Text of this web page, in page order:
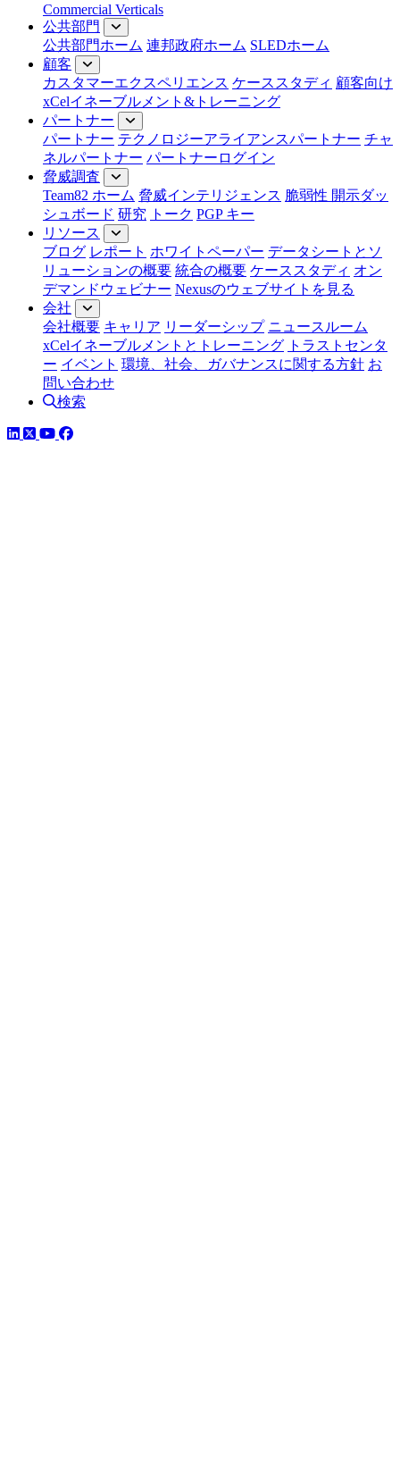
Commercial Verticals
公共部門
公共部門ホーム 連邦政府ホーム SLEDホーム
顧客
カスタマーエクスペリエンス ケーススタディ 顧客向け
xCelイネーブルメント&トレーニング
パートナー
パートナー テクノロジーアライアンスパートナー チャ
ネルパートナー パートナーログイン
脅威調査
Team82 ホーム 脅威インテリジェンス 脆弱性 開示ダッ
シュボード 研究 トーク PGP キー
リソース
ブログ レポート ホワイトペーパー データシートとソ
リューションの概要 統合の概要 ケーススタディ オン
デマンドウェビナー Nexusのウェブサイトを見る
会社
会社概要 キャリア リーダーシップ ニュースルーム
xCelイネーブルメントとトレーニング トラストセンタ
ー イベント 環境、社会、ガバナンスに関する方針 お
問い合わせ
検索
LinkedIn
ツイッター
YouTube
Facebook